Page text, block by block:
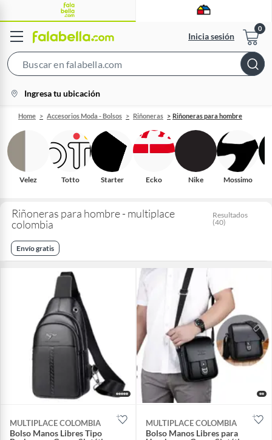
Inicia sesión
Bar
location-
icon
Ingresa tu ubicación
Home Accesorios Moda - Bolsos Riñoneras Riñoneras para hombre
Velez Totto Starter Ecko Nike Mossimo
Riñoneras para hombre - multiplace
colombia
Resultados
(40)
Envío gratis
MULTIPLACE COLOMBIA
Bolso Manos Libres Tipo
MULTIPLACE COLOMBIA
Bolso Manos Libres para